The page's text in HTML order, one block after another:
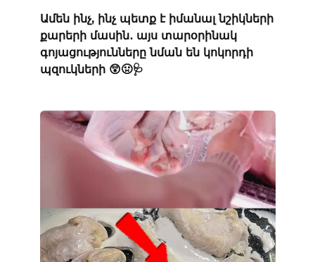
Ամեն ինչ, ինչ պետք է իմանալ նշիկների
քարերի մասին․ այս տարօրինակ
գոյացությունները նման են կոկորդի
պզուկների 😲🤢🩺